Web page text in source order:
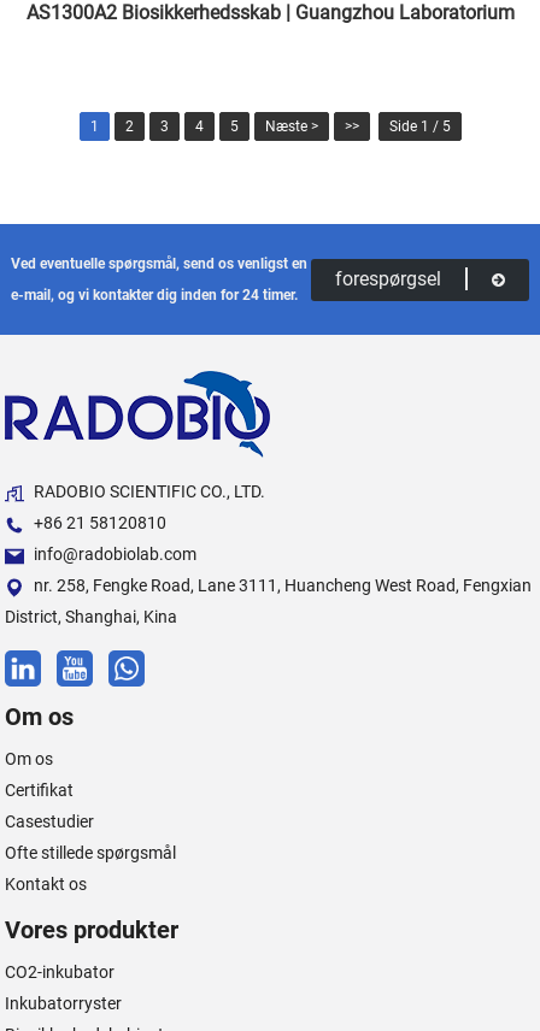
AS1300A2 Biosikkerhedsskab | Guangzhou Laboratorium
1 2 3 4 5 Næste > >> Side 1 / 5
Ved eventuelle spørgsmål, send os venligst en
e-mail, og vi kontakter dig inden for 24 timer.
forespørgsel
RADOBIO SCIENTIFIC CO., LTD.
+86 21 58120810
info@radobiolab.com
nr. 258, Fengke Road, Lane 3111, Huancheng West Road, Fengxian
District, Shanghai, Kina
Om os
Om os
Certifikat
Casestudier
Ofte stillede spørgsmål
Kontakt os
Vores produkter
CO2-inkubator
Inkubatorryster